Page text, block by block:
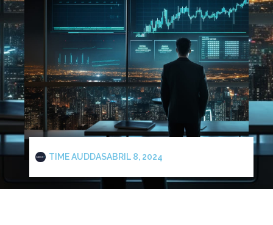
TIME AUDDASABRIL 8, 2024